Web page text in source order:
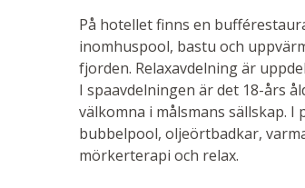
På hotellet finns en
inomhuspool, bastu och
fjorden. Relaxavdelning är
I spaavdelningen är det 18-års
välkomna i målsmans sällskap.
bubbelpool, oljeörtbadkar,
mörkerterapi och relax.